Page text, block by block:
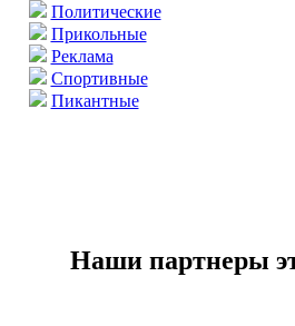
Политические
Прикольные
Реклама
Спортивные
Пикантные
Наши партнеры